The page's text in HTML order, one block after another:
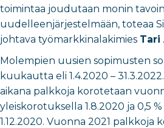
toimintaa joudutaan monin tavoin
uudelleenjärjestelmään, toteaa
johtava työmarkkinalakimies Tari
Molempien uusien sopimusten
kuukautta eli 1.4.2020 –
aikana palkkoja korotetaan
yleiskorotuksella 1.8.2020 ja 0,5
1.12.2020. Vuonna 2021 palkkoja